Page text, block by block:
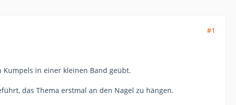
#1
in einer kleinen Band geübt.
das Thema erstmal an den Nagel zu hängen.